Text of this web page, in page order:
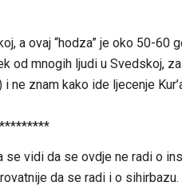
a ovaj “hodza” je oko 50-60
od mnogih ljudi u Svedskoj,
ne znam kako ide ljecenje
vidi da se ovdje ne radi o
da se radi i o